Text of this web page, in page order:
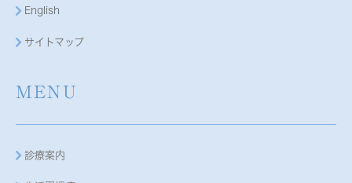
English
サイトマップ
MENU
診療案内